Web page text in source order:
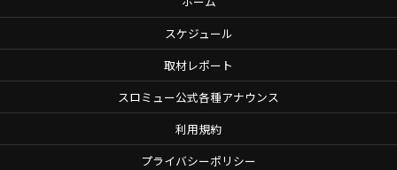
スケジュール
取材レポート
スロミュー公式各種アナウンス
利用規約
プライバシーポリシー